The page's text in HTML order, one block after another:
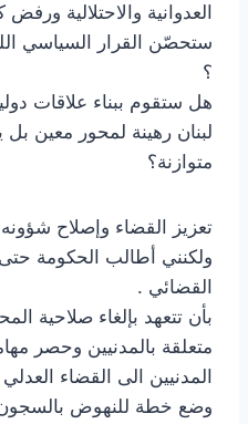
العدوانية والاحتلالية
ستحصّن القرار السياسي
؟
هل ستقوم ببناء علاقات
لبنان رهينة لمحور معين بل
متوازنة؟
تعزيز القضاء وإصلاح
ولكنني أطالب الحكومة
القضائي .
بأن تتعهد بإلغاء صلاحية
متعلقة بالمدنيين وحصر
المدنيين الى القضاء
وضع خطة للنهوض بالسجون